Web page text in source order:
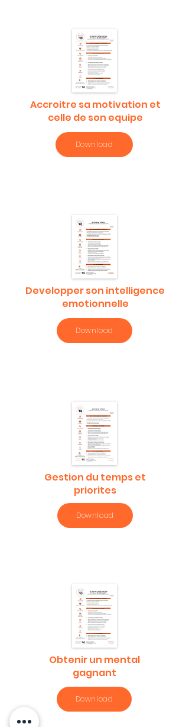
Accroitre sa motivation et
celle de son equipe
Download
Developper son intelligence
emotionnelle
Download
Gestion du temps et
priorites
Download
Obtenir un mental
gagnant
Download